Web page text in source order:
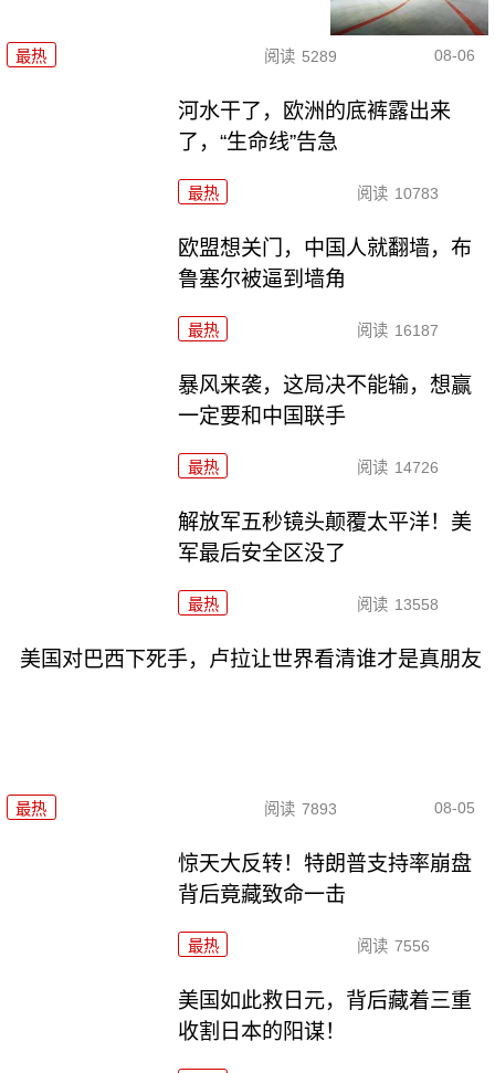
最热 阅读 5289 08-06
河水干了，欧洲的底裤露出来
了，“生命线”告急
最热 阅读 10783
欧盟想关门，中国人就翻墙，布
鲁塞尔被逼到墙角
最热 阅读 16187
暴风来袭，这局决不能输，想赢
一定要和中国联手
最热 阅读 14726
解放军五秒镜头颠覆太平洋！美
军最后安全区没了
最热 阅读 13558
美国对巴西下死手，卢拉让世界看清谁才是真朋友
最热 阅读 7893 08-05
惊天大反转！特朗普支持率崩盘
背后竟藏致命一击
最热 阅读 7556
美国如此救日元，背后藏着三重
收割日本的阳谋！